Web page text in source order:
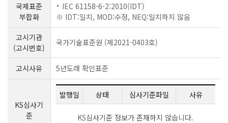
국제표준
부합화
IEC 61158-6-2:2010(IDT)
※ IDT:일치, MOD:수정, NEQ:일치하지 않음
고시기관
(고시번호)
국가기술표준원 (제2021-0403호)
고시사유 5년도래 확인표준
KS심사기
준
발행일 상태 심사기준파일 사유
KS심사기준 정보가 존재하지 않습니다.